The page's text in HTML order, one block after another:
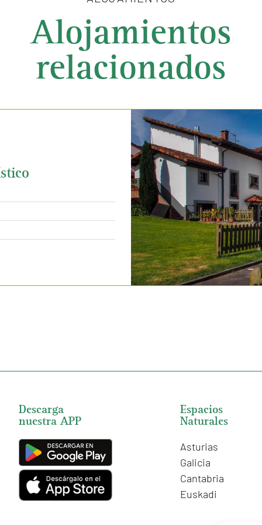
Alojamientos
relacionados
Descarga
nuestra APP
Espacios
Naturales
Asturias
Galicia
Cantabria
Euskadi